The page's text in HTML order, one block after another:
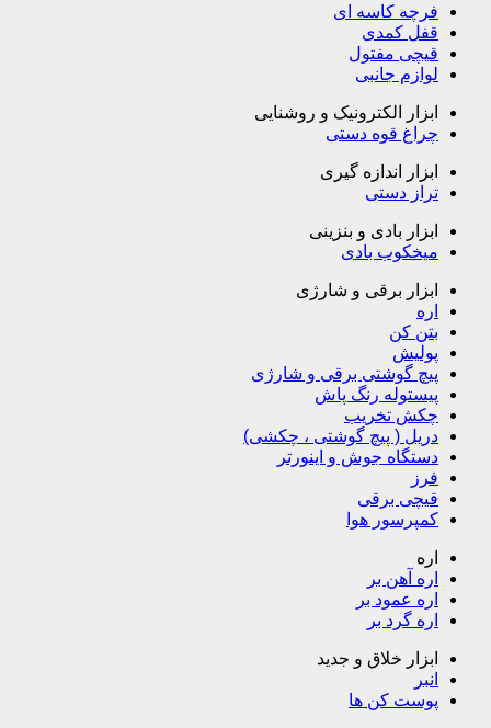
فرچه کاسه ای
قفل کمدی
قیچی مفتول
لوازم جانبی
ابزار الکترونیک و روشنایی
چراغ قوه دستی
ابزار اندازه گیری
تراز دستی
ابزار بادی و بنزینی
میخکوب بادی
ابزار برقی و شارژی
اره
بتن کن
پولیش
پیچ گوشتی برقی و شارژی
پیستوله رنگ پاش
چکش تخریب
دریل ( پیچ گوشتی ، چکشی)
دستگاه جوش و اینورتر
فرز
قیچی برقی
کمپرسور هوا
اره
اره آهن بر
اره عمود بر
اره گرد بر
ابزار خلاق و جدید
انبر
پوست کن ها